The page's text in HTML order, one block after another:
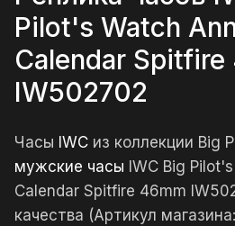
Pilot's Watch
Calendar
IW502702
Часы IWC из коллекции Big
мужские часы IWC Big
Calendar Spitfire 46mm
качества (Артикул